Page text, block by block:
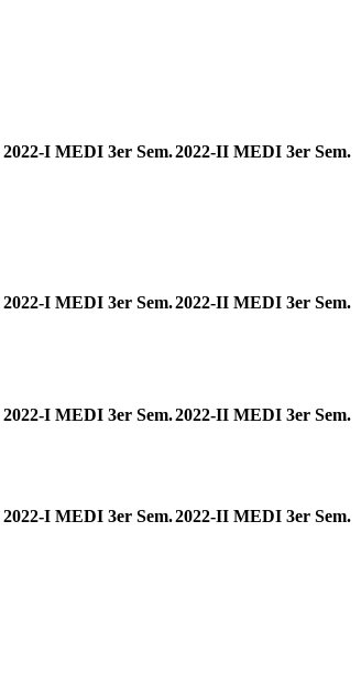
2022-I MEDI 3er Sem.2022-II MEDI 3er Sem.
2022-I MEDI 3er Sem.2022-II MEDI 3er Sem.
2022-I MEDI 3er Sem.2022-II MEDI 3er Sem.
2022-I MEDI 3er Sem.2022-II MEDI 3er Sem.